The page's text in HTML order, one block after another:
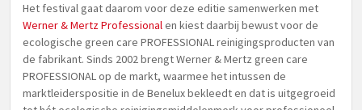
Het festival gaat daarom voor deze editie samenwerken met
Werner & Mertz Professionalen kiest daarbij bewust voor de
ecologische green care PROFESSIONAL reinigingsproducten van
de fabrikant. Sinds 2002 brengt Werner & Mertz green care
PROFESSIONAL op de markt, waarmee het intussen de
marktleiderspositie in de Benelux bekleedt en dat is uitgegroeid